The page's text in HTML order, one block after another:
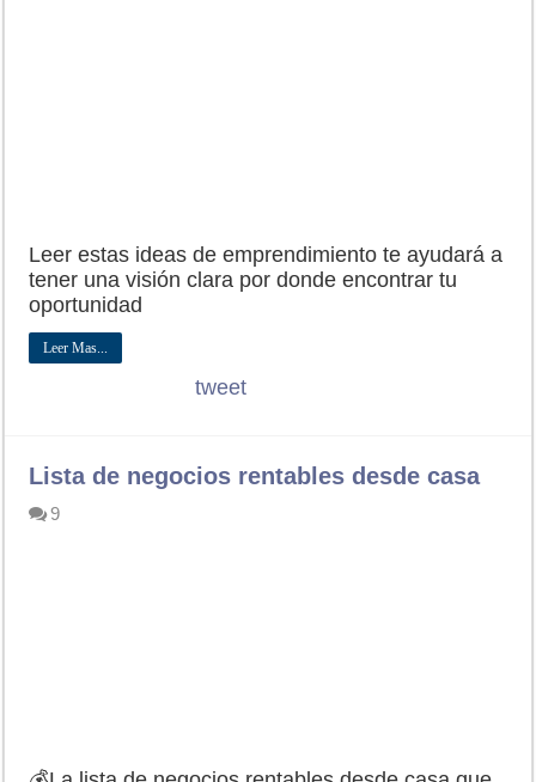
Leer estas ideas de emprendimiento te ayudará a
tener una visión clara por donde encontrar tu
oportunidad
Leer Mas...
tweet
Lista de negocios rentables desde casa
9